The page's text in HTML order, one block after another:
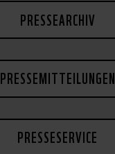
PRESSEARCHIV
PRESSEMITTEILUNGEN
PRESSESERVICE